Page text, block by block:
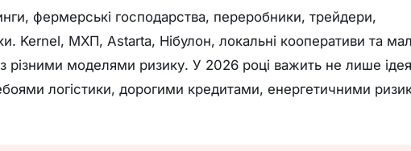
фермерські господарства, переробники, трейдери,
Kernel, МХП, Astarta, Нібулон, локальні кооперативи та
різними моделями ризику. У 2026 році важить не лише
логістики, дорогими кредитами, енергетичними